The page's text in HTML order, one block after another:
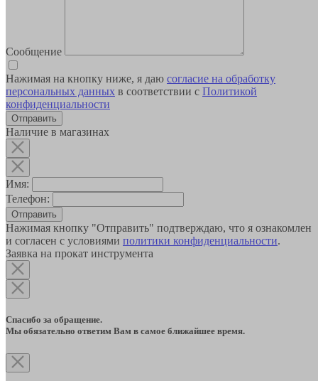
Сообщение
Нажимая на кнопку ниже, я даю согласие на обработку
персональных данных в соответствии с Политикой
конфиденциальности
Наличие в магазинах
Имя:
Телефон:
Отправить
Нажимая кнопку "Отправить" подтверждаю, что я ознакомлен
и согласен с условиями политики конфиденциальности.
Заявка на прокат инструмента
Спасибо за обращение.
Мы обязательно ответим Вам в самое ближайшее время.